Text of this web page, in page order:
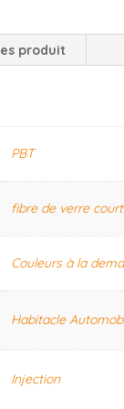
produit
PBT
fibre de verre
Couleurs à la
Habitacle
Injection